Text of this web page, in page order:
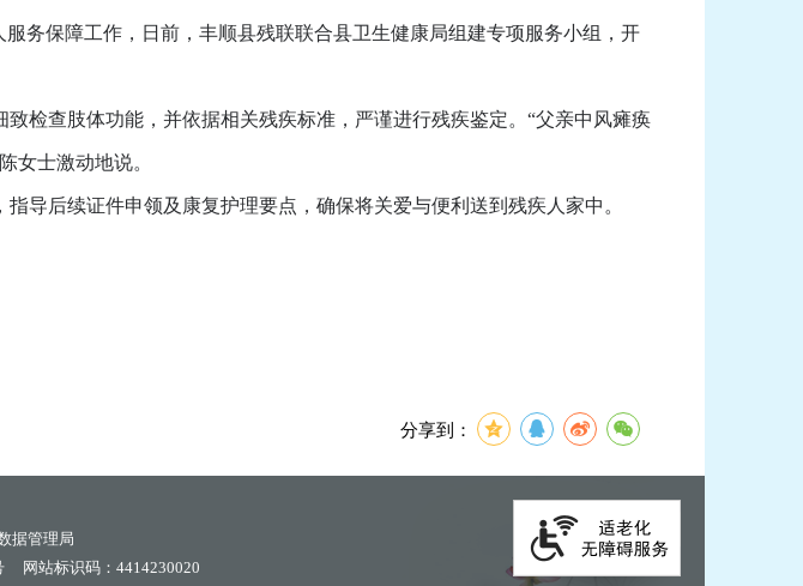
保障工作，日前，丰顺县残联联合县卫生健康局组建专项服务小组，开
查肢体功能，并依据相关残疾标准，严谨进行残疾鉴定。“父亲中风瘫痪
女士激动地说。
后续证件申领及康复护理要点，确保将关爱与便利送到残疾人家中。
分享到：
据管理局
网站标识码：4414230020